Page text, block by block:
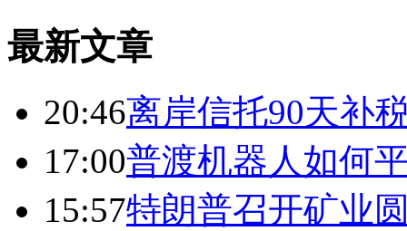
最新文章
20:46离岸信托90天补
17:00普渡机器人如何
15:57特朗普召开矿业